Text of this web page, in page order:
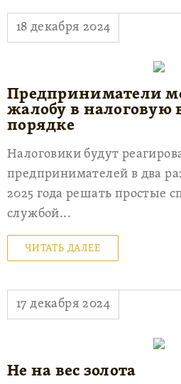
18 декабря 2024
Предприниматели
жалобу в
порядке
Налоговики будут
предпринимателей в два
2025 года решать простые
службой...
ЧИТАТЬ ДАЛЕЕ
17 декабря 2024
Не на вес золота